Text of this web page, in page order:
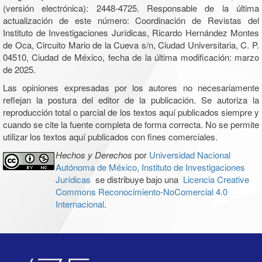
(versión electrónica): 2448-4725. Responsable de la última
actualización de este número: Coordinación de Revistas del
Instituto de Investigaciones Jurídicas, Ricardo Hernández Montes
de Oca, Circuito Mario de la Cueva s/n, Ciudad Universitaria, C. P.
04510, Ciudad de México, fecha de la última modificación: marzo
de 2025.
Las opiniones expresadas por los autores no necesariamente
reflejan la postura del editor de la publicación. Se autoriza la
reproducción total o parcial de los textos aquí publicados siempre y
cuando se cite la fuente completa de forma correcta. No se permite
utilizar los textos aquí publicados con fines comerciales.
Hechos y Derechos por Universidad Nacional
Autónoma de México, Instituto de Investigaciones
Jurídicas se distribuye bajo una Licencia Creative
Commons Reconocimiento-NoComercial 4.0
Internacional.